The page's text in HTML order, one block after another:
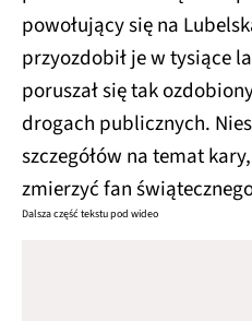
powołujący się na
przyozdobił je w tysiące
poruszał się tak
drogach publicznych.
szczegółów na temat
zmierzyć fan
Dalsza część tekstu pod wideo